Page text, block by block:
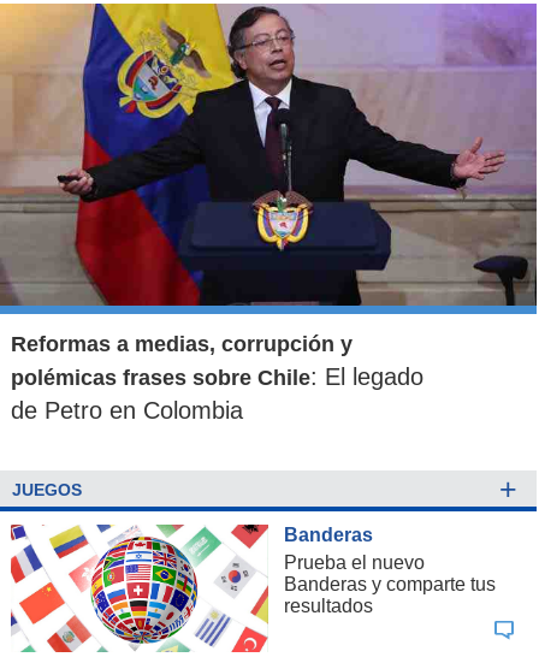
Reformas a medias, corrupción y
polémicas frases sobre Chile: El legado
de Petro en Colombia
JUEGOS +
Banderas
Prueba el nuevo
Banderas y comparte tus
resultados